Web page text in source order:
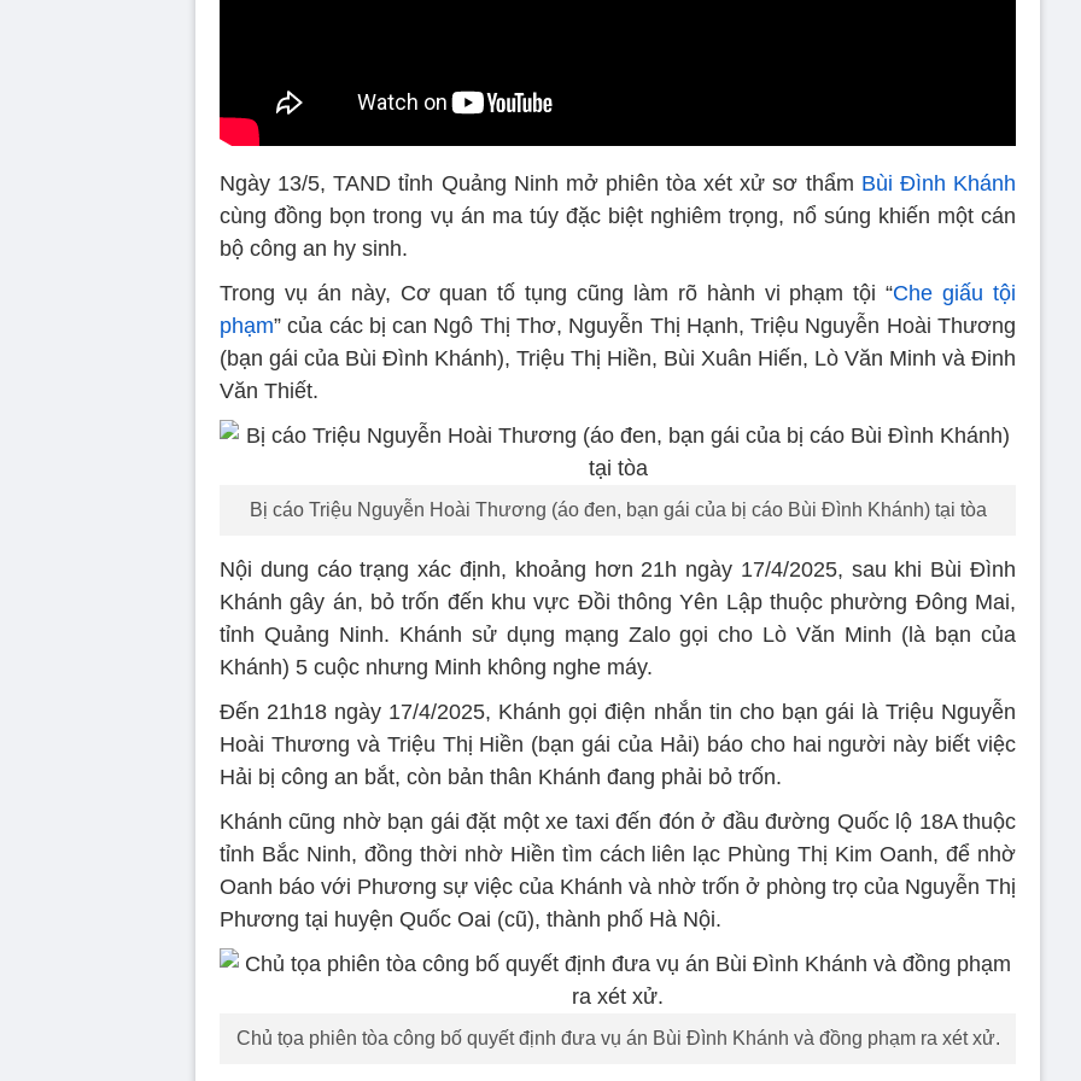
Ngày 13/5, TAND tỉnh Quảng Ninh mở phiên tòa xét xử sơ thẩm Bùi Đình Khánh
cùng đồng bọn trong vụ án ma túy đặc biệt nghiêm trọng, nổ súng khiến một cán
bộ công an hy sinh.
Trong vụ án này, Cơ quan tố tụng cũng làm rõ hành vi phạm tội “Che giấu tội
phạm” của các bị can Ngô Thị Thơ, Nguyễn Thị Hạnh, Triệu Nguyễn Hoài Thương
(bạn gái của Bùi Đình Khánh), Triệu Thị Hiền, Bùi Xuân Hiến, Lò Văn Minh và Đinh
Văn Thiết.
Bị cáo Triệu Nguyễn Hoài Thương (áo đen, bạn gái của bị cáo Bùi Đình Khánh) tại tòa
Nội dung cáo trạng xác định, khoảng hơn 21h ngày 17/4/2025, sau khi Bùi Đình
Khánh gây án, bỏ trốn đến khu vực Đồi thông Yên Lập thuộc phường Đông Mai,
tỉnh Quảng Ninh. Khánh sử dụng mạng Zalo gọi cho Lò Văn Minh (là bạn của
Khánh) 5 cuộc nhưng Minh không nghe máy.
Đến 21h18 ngày 17/4/2025, Khánh gọi điện nhắn tin cho bạn gái là Triệu Nguyễn
Hoài Thương và Triệu Thị Hiền (bạn gái của Hải) báo cho hai người này biết việc
Hải bị công an bắt, còn bản thân Khánh đang phải bỏ trốn.
Khánh cũng nhờ bạn gái đặt một xe taxi đến đón ở đầu đường Quốc lộ 18A thuộc
tỉnh Bắc Ninh, đồng thời nhờ Hiền tìm cách liên lạc Phùng Thị Kim Oanh, để nhờ
Oanh báo với Phương sự việc của Khánh và nhờ trốn ở phòng trọ của Nguyễn Thị
Phương tại huyện Quốc Oai (cũ), thành phố Hà Nội.
Chủ tọa phiên tòa công bố quyết định đưa vụ án Bùi Đình Khánh và đồng phạm ra xét xử.